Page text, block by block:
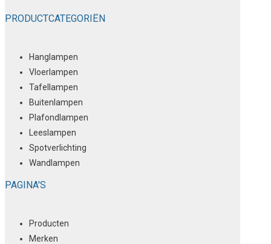
PRODUCTCATEGORIËN
Hanglampen
Vloerlampen
Tafellampen
Buitenlampen
Plafondlampen
Leeslampen
Spotverlichting
Wandlampen
PAGINA'S
Producten
Merken